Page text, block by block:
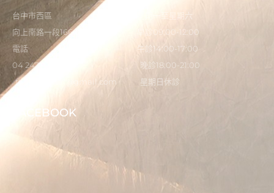
台中市西區
向上南路一段166-5號
電話
04 2473 0325
flystardental@gmail.com
星期一至星期六
早診09:00-12:00
午診14:00-17:00
晚診18:00-21:00
星期日休診
FACEBOOK